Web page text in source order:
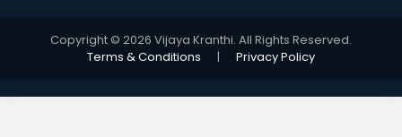
Copyright © 2026 Vijaya Kranthi. All Rights Reserved.
Terms & Conditions
| Privacy Policy